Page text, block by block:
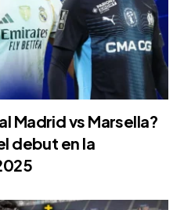
Madrid vs Marsella?
debut en la